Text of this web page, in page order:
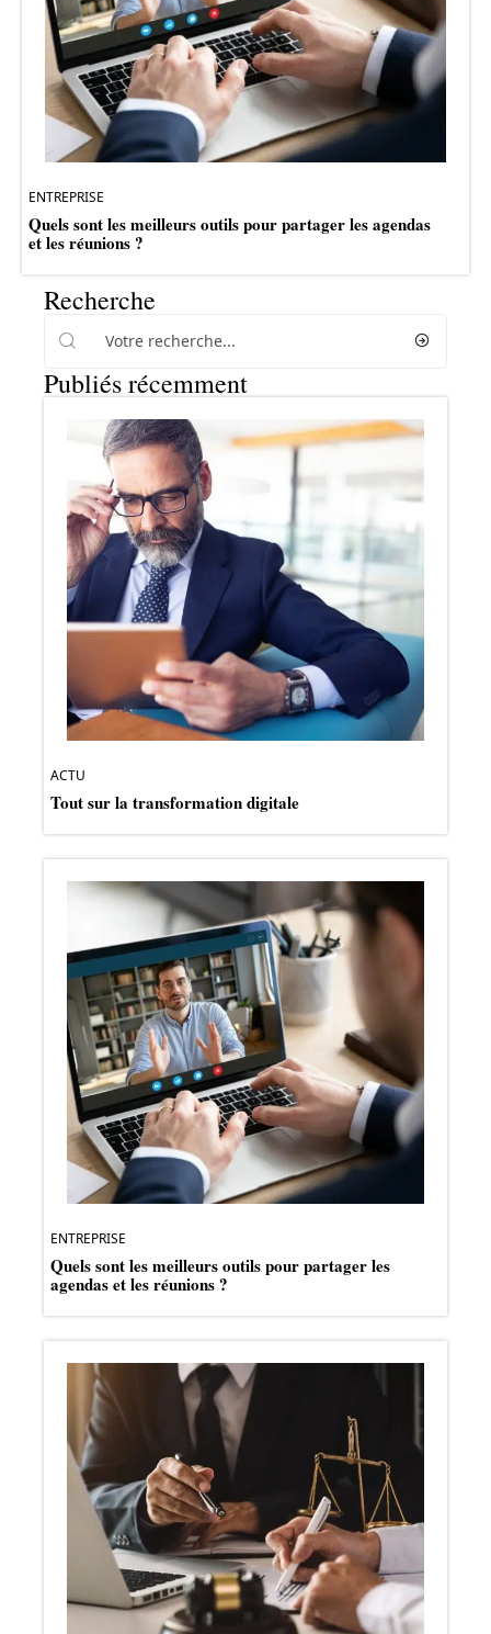
ENTREPRISE
Quels sont les meilleurs outils pour partager les agendas
et les réunions ?
Recherche
Publiés récemment
ACTU
Tout sur la transformation digitale
ENTREPRISE
Quels sont les meilleurs outils pour partager les
agendas et les réunions ?